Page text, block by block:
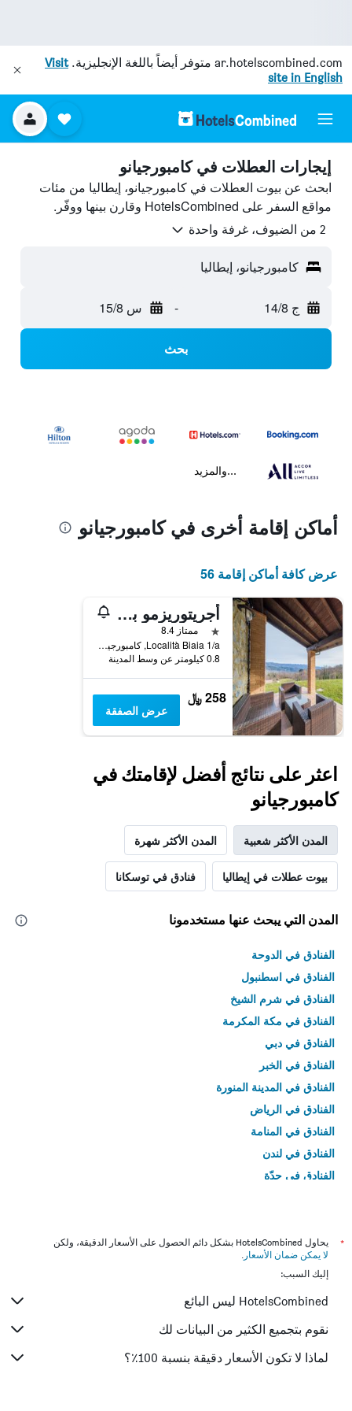
ar.hotelscombined.com متوفر أيضاً باللغة الإنجليزية.Visit
site in English
إيجارات العطلات في كامبورجيانو
ابحث عن بيوت العطلات في كامبورجيانو، إيطاليا من مئات
مواقع السفر على HotelsCombined وقارن بينها ووفّر.
2 من الضيوف، غرفة واحدة
كامبورجيانو، إيطاليا
ج 14/8 - س 15/8
بحث
...والمزيد
أماكن إقامة أخرى في كامبورجيانو
عرض كافة أماكن إقامة 56
أجريتوريزمو بورجو بايا
نجمة واحدة
ممتاز 8.4
Località Biaia 1/a, كامبورجيانو, توسكانا, إيطاليا
0.8 كيلومتر عن وسط المدينة
258 ﷼
عرض الصفقة
اعثر على نتائج أفضل لإقامتك في
كامبورجيانو
المدن الأكثر شعبية المدن الأكثر شهرة
بيوت عطلات في إيطاليا فنادق في توسكانا
المدن التي يبحث عنها مستخدمونا
الفنادق في الدوحة
الفنادق في اسطنبول
الفنادق في شرم الشيخ
الفنادق في مكة المكرمة
الفنادق في دبي
الفنادق في الخبر
الفنادق في المدينة المنورة
الفنادق في الرياض
الفنادق في المنامة
الفنادق في لندن
الفنادق في جدّة
*
يحاول HotelsCombined بشكل دائم الحصول على الأسعار الدقيقة، ولكن
لا يمكن ضمان الأسعار .
إليك السبب:
HotelsCombined ليس البائع
نقوم بتجميع الكثير من البيانات لك
لماذا لا تكون الأسعار دقيقة بنسبة 100٪؟